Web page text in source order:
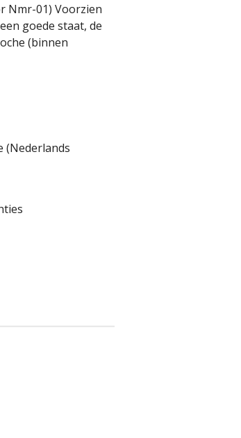
Nmr-01) Voorzien
goede staat, de
(binnen
(Nederlands